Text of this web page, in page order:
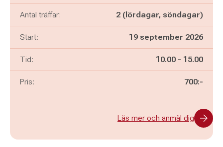
Antal träffar: 2 (lördagar, söndagar)
Start: 19 september 2026
Tid: Pågår mellan
10.00 - och
15.00
Pris: 700:-
Läs mer och anmäl dig